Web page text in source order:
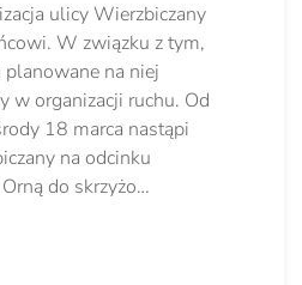
ulicy Wierzbiczany
W związku z tym,
na niej
w organizacji ruchu. Od
18 marca nastąpi
na odcinku
do skrzyżo…